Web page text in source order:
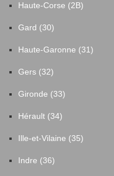
Haute-Corse (2B)
Gard (30)
Haute-Garonne (31)
Gers (32)
Gironde (33)
Hérault (34)
Ille-et-Vilaine (35)
Indre (36)